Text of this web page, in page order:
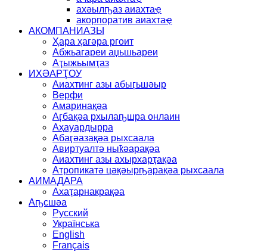
ахәылҧаз аиахтаҿ
акорпоратив аиахтаҿ
АКОМПАНИАЗЫ
Ҳара ҳагәра ргоит
Абжьагареи аџьшьареи
Аҭыжьымҭаз
ИХӘАРҬОУ
Аиахтинг азы абыӷьшәыр
Верфи
Амаринақәа
Аӷбақәа рхылаҧшра онлаин
Аҳауардырра
Абаӷәазақәа рыхсаала
Авиртуалтә ныҟәарақәа
Аиахтинг азы ахырхарҭақәа
Атропикатә цәқәырҧарақәа рыхсаала
АИМАДАРА
Ахаҭарнакрақәа
Аҧсшәа
Русский
Українська
English
Français